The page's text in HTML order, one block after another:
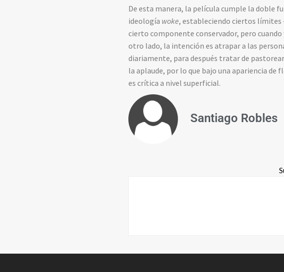
De esta manera, la película cumple la doble
ideología woke, estableciendo ciertos límites
cierto componente conservador, pero
otro lado, la intención es atrapar a las
diariamente, para después tratar de
la aplaude, por lo que bajo una apariencia de
es crítica a nivel superficial.
Santiago Robles